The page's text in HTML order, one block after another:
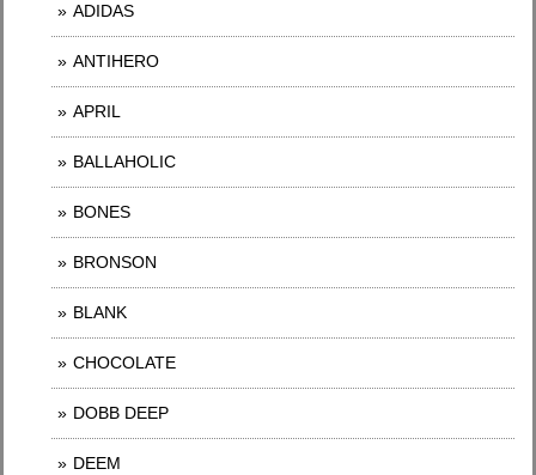
ADIDAS
ANTIHERO
APRIL
BALLAHOLIC
BONES
BRONSON
BLANK
CHOCOLATE
DOBB DEEP
DEEM